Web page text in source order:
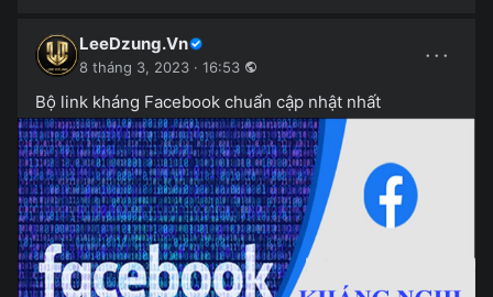
LeeDzung.Vn
8 tháng 3, 2023 · 16:53 ···
Bộ link kháng Facebook chuẩn cập nhật nhất